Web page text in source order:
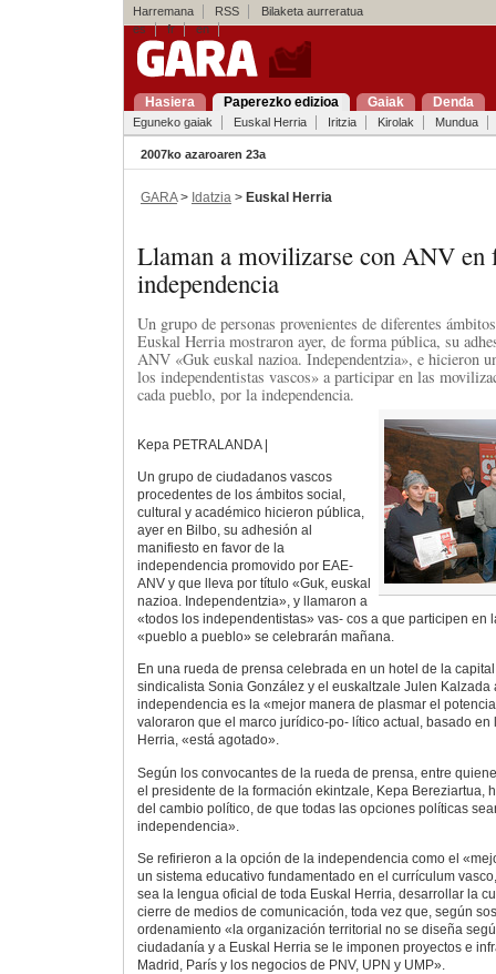
Harremana RSS
Bilaketa aurreratua
es
fr en
Hasiera Paperezko edizioa Gaiak Denda
Eguneko gaiak Euskal Herria Iritzia Kirolak Mundua
2007ko azaroaren 23a
GARA> Idatzia > Euskal Herria
Llaman a movilizarse con ANV en
independencia
Un grupo de personas provenientes de diferentes
Euskal Herria mostraron ayer, de forma pública, su
ANV «Guk euskal nazioa. Independentzia», e hicieron
los independentistas vascos» a participar en las
cada pueblo, por la independencia.
Kepa PETRALANDA |
Un grupo de ciudadanos vascos
procedentes de los ámbitos social,
cultural y académico hicieron pública,
ayer en Bilbo, su adhesión al
manifiesto en favor de la
independencia promovido por EAE-
ANV y que lleva por título «Guk, euskal
nazioa. Independentzia», y llamaron a
«todos los independentistas» vas- cos a que participen en
«pueblo a pueblo» se celebrarán mañana.
En una rueda de prensa celebrada en un hotel de la
sindicalista Sonia González y el euskaltzale Julen Kalzada
independencia es la «mejor manera de plasmar el
valoraron que el marco jurídico-po- lítico actual, basado en
Herria, «está agotado».
Según los convocantes de la rueda de prensa, entre
el presidente de la formación ekintzale, Kepa Bereziartua,
del cambio político, de que todas las opciones políticas
independencia».
Se refirieron a la opción de la independencia como el
un sistema educativo fundamentado en el currículum
sea la lengua oficial de toda Euskal Herria, desarrollar la
cierre de medios de comunicación, toda vez que, según
ordenamiento «la organización territorial no se diseña
ciudadanía y a Euskal Herria se le imponen proyectos e
Madrid, París y los negocios de PNV, UPN y UMP».